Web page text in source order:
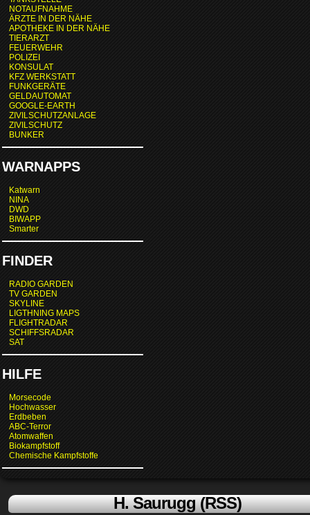
NOTAUFNAHME
ÄRZTE IN DER NÄHE
APOTHEKE IN DER NÄHE
TIERARZT
FEUERWEHR
POLIZEI
KONSULAT
KFZ WERKSTATT
FUNKGERÄTE
GELDAUTOMAT
GOOGLE-EARTH
ZIVILSCHUTZANLAGE
ZIVILSCHUTZ
BUNKER
WARNAPPS
Katwarn
NINA
DWD
BIWAPP
Smarter
FINDER
RADIO GARDEN
TV GARDEN
SKYLINE
LIGTHNING MAPS
FLIGHTRADAR
SCHIFFSRADAR
SAT
HILFE
Morsecode
Hochwasser
Erdbeben
ABC-Terror
Atomwaffen
Biokampfstoff
Chemische Kampfstoffe
H. Saurugg (RSS)